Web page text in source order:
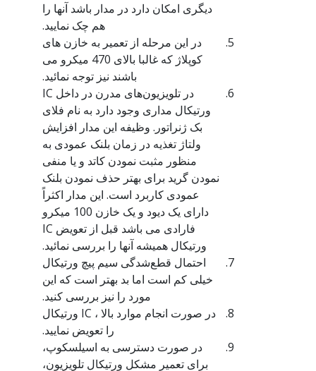
دیگری امکان دارد در مدار باشد آنها را
هم چک نمایید.
در این مرحله از تعمیر به خازن های
کوپلاژ که غالبا بالای 470 میکرو می
باشند نیز توجه نمائید.
در تلویزیون‌های مدرن در داخل IC
ورتیکال مداری وجود دارد به نام فلای
بک ژنراتور. وظیفه این مدار افزایش
ولتاژ تغذیه در زمان بلنک عمودی به
منظور مثبت نمودن کاتد و یا منفی
نمودن گرید برای بهتر حذف نمودن بلنک
عمودی کاربرد است. این مدار اکثراً
دارای یک دیود و یک خازن 100 میکرو
فارادی می باشد قبل از تعویض IC
ورتیکال همیشه آنها را بررسی نمائید.
احتمال قطع‌شدگی سیم پیچ ورتیکال
خیلی کم است اما بد بهتر است که این
مورد را نیز بررسی کنید.
در صورت انجام موارد بالا ، IC ورتیکال
را تعویض نمایید.
در صورت دسترسی به اسیلسکوپ،
برای تعمیر مشکل ورتیکال تلویزیون،